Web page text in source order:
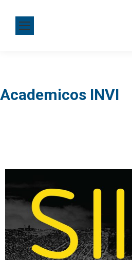
Academicos INVI